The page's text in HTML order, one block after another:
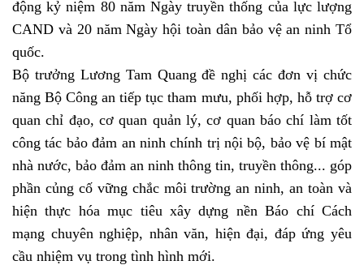
động kỷ niệm 80 năm Ngày truyền thống của lực lượng
CAND và 20 năm Ngày hội toàn dân bảo vệ an ninh Tổ
quốc.
Bộ trưởng Lương Tam Quang đề nghị các đơn vị chức
năng Bộ Công an tiếp tục tham mưu, phối hợp, hỗ trợ cơ
quan chỉ đạo, cơ quan quản lý, cơ quan báo chí làm tốt
công tác bảo đảm an ninh chính trị nội bộ, bảo vệ bí mật
nhà nước, bảo đảm an ninh thông tin, truyền thông... góp
phần củng cố vững chắc môi trường an ninh, an toàn và
hiện thực hóa mục tiêu xây dựng nền Báo chí Cách
mạng chuyên nghiệp, nhân văn, hiện đại, đáp ứng yêu
cầu nhiệm vụ trong tình hình mới.